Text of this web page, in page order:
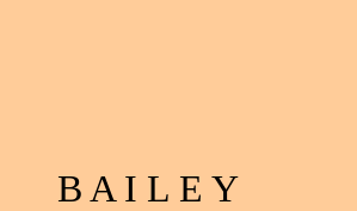
B A I L E Y